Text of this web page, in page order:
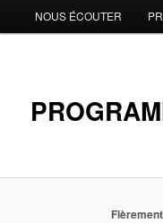
NOUS ÉCOUTER